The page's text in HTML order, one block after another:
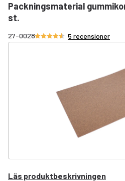
Packningsmaterial
st.
27-0028Betyg 4.6/5 stjärnor
5 recensioner
Läs produktbeskrivningen